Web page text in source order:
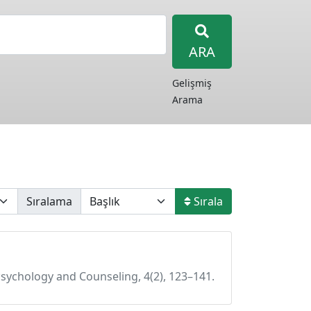
ARA
Gelişmiş
Arama
Sıralama Sırala
and Counseling, 4(2), 123–141.